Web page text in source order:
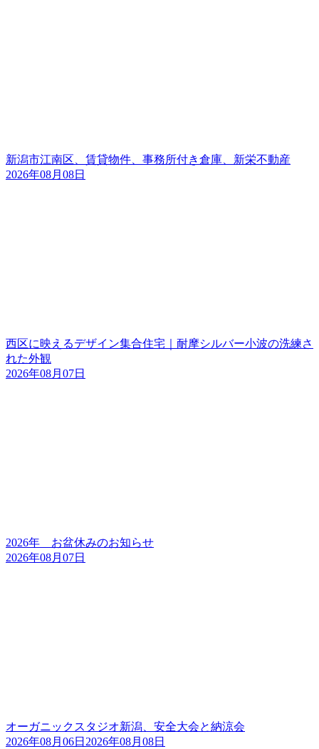
新潟市江南区、賃貸物件、事務所付き倉庫、新栄不動産
2026年08月08日
西区に映えるデザイン集合住宅｜耐摩シルバー小波の洗練さ
れた外観
2026年08月07日
2026年 お盆休みのお知らせ
2026年08月07日
オーガニックスタジオ新潟、安全大会と納涼会
2026年08月06日 2026年08月08日